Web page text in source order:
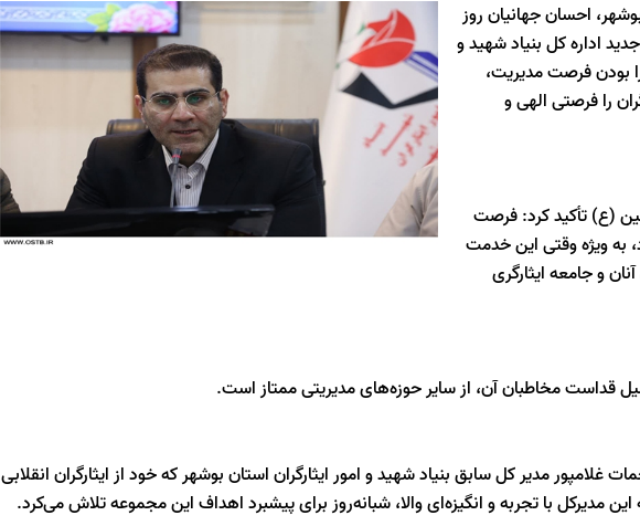
احسان جهانیان روز
اداره کل بنیاد شهید و
بودن فرصت مدیریت،
را فرصتی الهی و
(ع) تأکید کرد: فرصت
به ویژه وقتی این خدمت
و جامعه ایثارگری
قداست مخاطبان آن، از سایر حوزه‌های مدیریتی ممتاز است.
غلامپور مدیر کل سابق بنیاد شهید و امور ایثارگران استان بوشهر که خود از ایثارگران انقلابی
مدیرکل با تجربه و انگیزه‌ای والا، شبانه‌روز برای پیشبرد اهداف این مجموعه تلاش می‌کرد.